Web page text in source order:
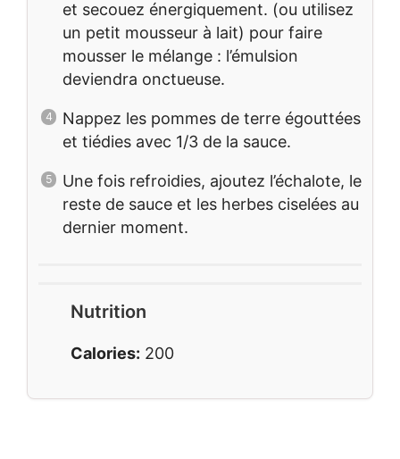
et secouez énergiquement. (ou utilisez
un petit mousseur à lait) pour faire
mousser le mélange : l’émulsion
deviendra onctueuse.
Nappez les pommes de terre égouttées
et tiédies avec 1/3 de la sauce.
Une fois refroidies, ajoutez l’échalote, le
reste de sauce et les herbes ciselées au
dernier moment.
Nutrition
Calories: 200